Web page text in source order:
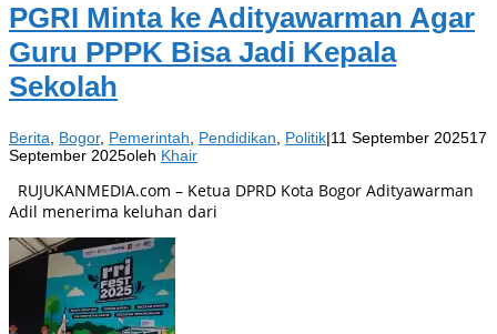
PGRI Minta ke Adityawarman Agar
Guru PPPK Bisa Jadi Kepala
Sekolah
Berita Bogor, Pemerintah Pendidikan Politik|11 September 202517
September 2025oleh Khair
RUJUKANMEDIA.com – Ketua DPRD Kota Bogor Adityawarman
Adil menerima keluhan dari